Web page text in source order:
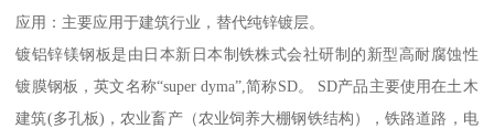
应用：主要应用于建筑行业，替代纯锌镀层。
镀铝锌镁钢板是由日本新日本制铁株式会社研制的新型高耐腐蚀性
镀膜钢板，英文名称“super dyma”,简称SD。 SD产品主要使用在土木
建筑(多孔板)，农业畜产（农业饲养大棚钢铁结构），铁路道路，电